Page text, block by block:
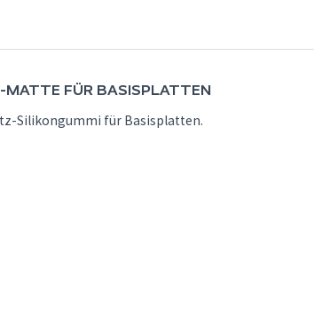
MATTE FÜR BASISPLATTEN
Silikongummi für Basisplatten.